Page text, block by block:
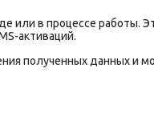
или в процессе работы.
активаций.
полученных данных и